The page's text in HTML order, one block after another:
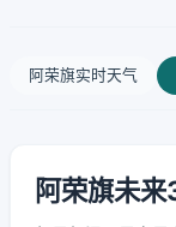
阿荣旗实时天气
阿荣旗未